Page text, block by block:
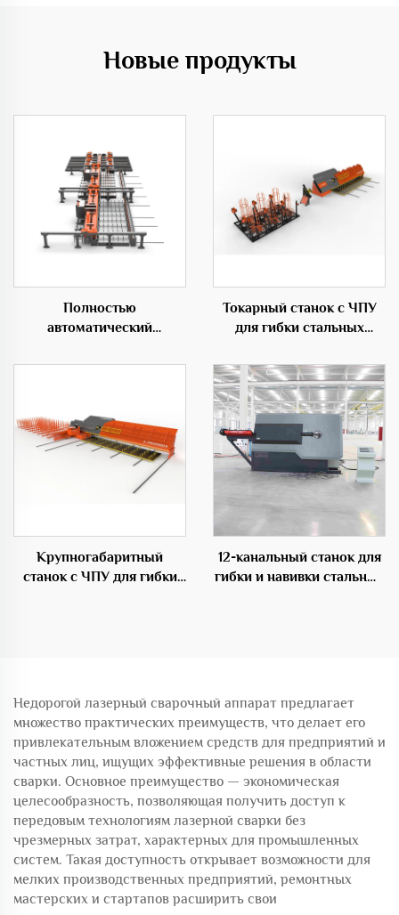
Новые продукты
Полностью
автоматический
гибочный центр 50D
Токарный станок с ЧПУ
для гибки стальных
строительства
Крупногабаритный
станок с ЧПУ для гибки
12-канальный станок для
гибки и навивки стальных
Недорогой лазерный сварочный аппарат предлагает
множество практических преимуществ, что делает его
привлекательным вложением средств для предприятий и
частных лиц, ищущих эффективные решения в области
сварки. Основное преимущество — экономическая
целесообразность, позволяющая получить доступ к
передовым технологиям лазерной сварки без
чрезмерных затрат, характерных для промышленных
систем. Такая доступность открывает возможности для
мелких производственных предприятий, ремонтных
мастерских и стартапов расширить свои